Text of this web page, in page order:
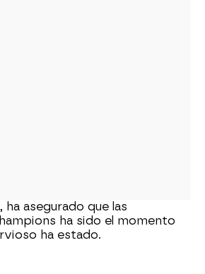
asegurado que las
ha sido el momento
ha estado.